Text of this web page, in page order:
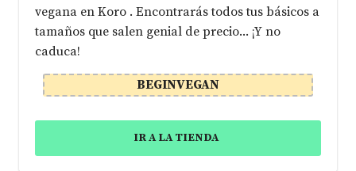
vegana en Koro . Encontrarás todos tus básicos a
tamaños que salen genial de precio... ¡Y no
caduca!
BEGINVEGAN
IR A LA TIENDA